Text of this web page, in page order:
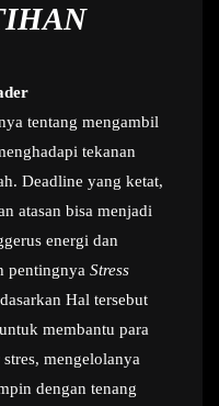
tentang mengambil
tekanan
Deadline yang ketat,
atasan bisa menjadi
energi dan
pentingnya Stress
Hal tersebut
membantu para
mengelolanya
dengan tenang